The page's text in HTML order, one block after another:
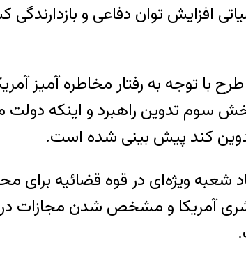
افزایش توان دفاعی و
دلایل ارائه طرح با توجه به رفتار مخاطره
سوم تدوین راهبرد و اینکه
کند پیش بینی شده است.
شعبه ویژه‌ای در قوه قضائیه برای
آمریکا و مشخص شدن مجازات در